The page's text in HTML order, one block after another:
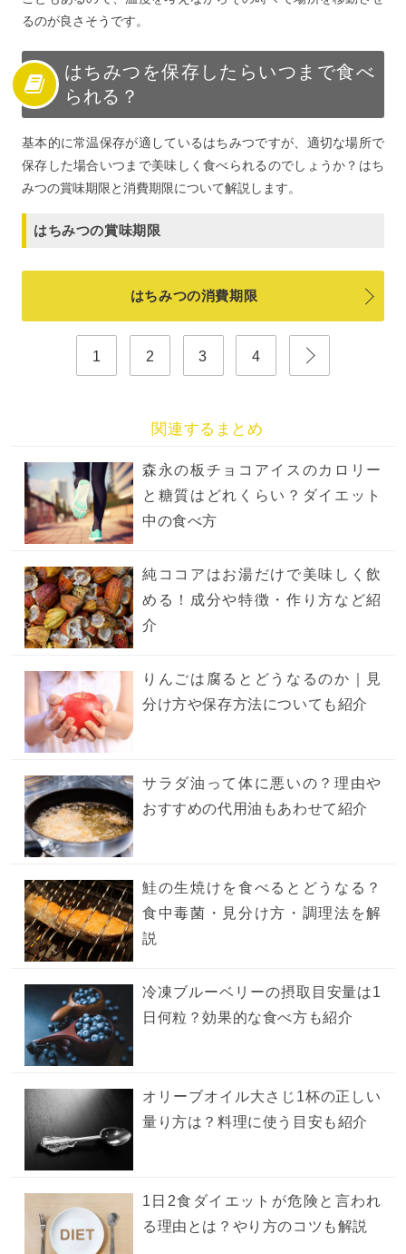
るのが良さそうです。
はちみつを保存したらいつまで食べ
られる？
基本的に常温保存が適しているはちみつですが、適切な場所で
保存した場合いつまで美味しく食べられるのでしょうか？はち
みつの賞味期限と消費期限について解説します。
はちみつの賞味期限
はちみつの消費期限
1 2 3 4
関連するまとめ
森永の板チョコアイスのカロリー
と糖質はどれくらい？ダイエット
中の食べ方
純ココアはお湯だけで美味しく飲
める！成分や特徴・作り方など紹
介
りんごは腐るとどうなるのか｜見
分け方や保存方法についても紹介
サラダ油って体に悪いの？理由や
おすすめの代用油もあわせて紹介
鮭の生焼けを食べるとどうなる？
食中毒菌・見分け方・調理法を解
説
冷凍ブルーベリーの摂取目安量は1
日何粒？効果的な食べ方も紹介
オリーブオイル大さじ1杯の正しい
量り方は？料理に使う目安も紹介
1日2食ダイエットが危険と言われ
る理由とは？やり方のコツも解説